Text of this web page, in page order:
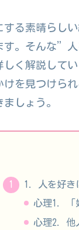
する素晴らし
す。そんな”
しく解説して
けを見つけら
しょう。
1. 人を好き
心理1. 「
心理2. 他